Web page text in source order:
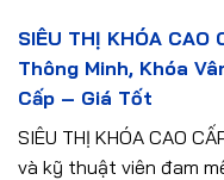
SIÊU THỊ KHÓA
Thông Minh, Khóa
Cấp – Giá Tốt
SIÊU THỊ KHÓA CAO
và kỹ thuật viên đam